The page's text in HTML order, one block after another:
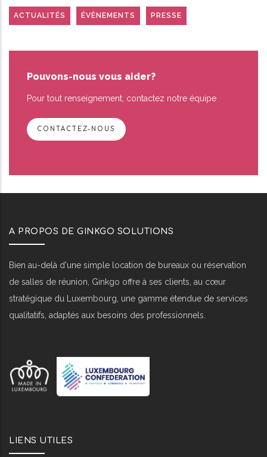
ACTUALITÉS ÉVÈNEMENTS PRESSE
Pouvons-nous vous aider?
Pour tout renseignement, contactez notre équipe
CONTACTEZ-NOUS
A PROPOS DE GINKGO SOLUTIONS
Bien au-delà d'une simple location de bureaux ou réservation
de salles de réunion, Ginkgo offre à ses clients, au cœur
stratégique du Luxembourg, une gamme étendue de services
qualitatifs, adaptés aux besoins des professionnels.
LIENS UTILES